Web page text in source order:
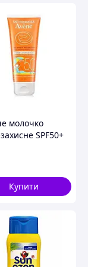
молочко
SPF50+
Lotion for
100 мл
Купити